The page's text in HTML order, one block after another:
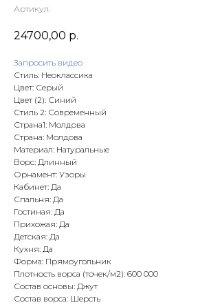
Артикул:
24700,00 р.
Запросить видео
Стиль: Неоклассика
Цвет: Серый
Цвет (2): Синий
Стиль 2: Современный
Страна1: Молдова
Страна: Молдова
Материал: Натуральные
Ворс: Длинный
Орнамент: Узоры
Кабинет: Да
Спальня: Да
Гостиная: Да
Прихожая: Да
Детская: Да
Кухня: Да
Форма: Прямоугольник
Плотность ворса (точек/м2): 600 000
Состав основы: Джут
Состав ворса: Шерсть